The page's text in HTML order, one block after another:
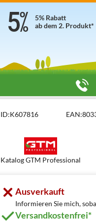
5% Rabatt
ab dem 2. Produkt*
ID:K607816 EAN:
Katalog GTM Professional
Ausverkauft
Informieren Sie mich,
Versandkostenfrei*